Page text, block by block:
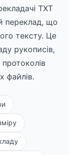
TXT
переклад, що
тексту. Це
рукописів,
файлів.